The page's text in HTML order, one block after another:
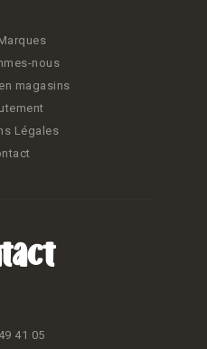
nous
magasins
Légales
41 05